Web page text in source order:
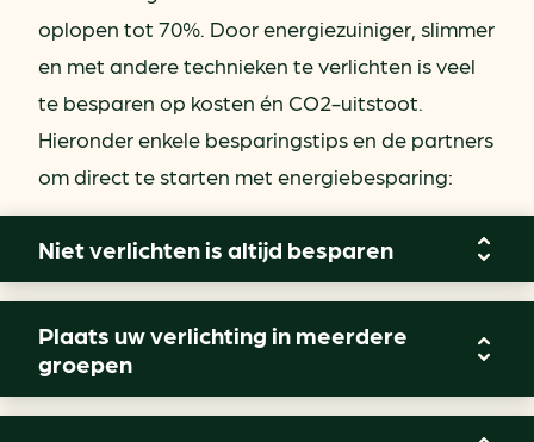
oplopen tot 70%. Door energiezuiniger, slimmer
en met andere technieken te verlichten is veel
te besparen op kosten én CO2-uitstoot.
Hieronder enkele besparingstips en de partners
om direct te starten met energiebesparing:
Niet verlichten is altijd besparen
Onderzoek eens in welke ruimten binnen uw
gebouwen vaak onnodig het licht brandt. In
veel gebouwen brandt het licht bijvoorbeeld in
Plaats uw verlichting in meerdere
groepen